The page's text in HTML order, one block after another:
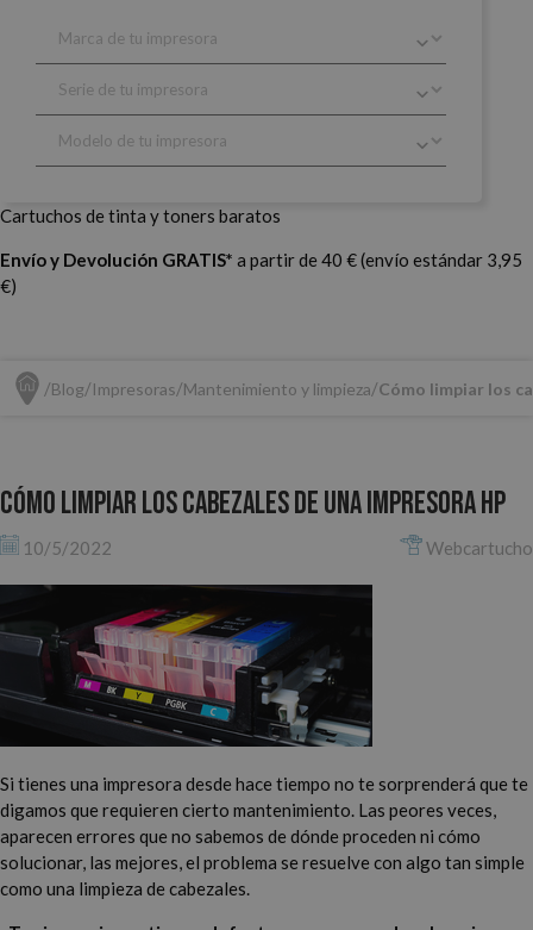
Cartuchos de tinta y toners baratos
Envío y Devolución GRATIS* a partir de 40 € (envío estándar 3,95
€)
Blog Impresoras Mantenimiento y limpieza Cómo limpiar los
Cómo limpiar los cabezales de una impresora HP
10/5/2022 Webcartucho
Si tienes una impresora desde hace tiempo no te sorprenderá que te
digamos que requieren cierto mantenimiento. Las peores veces,
aparecen errores que no sabemos de dónde proceden ni cómo
solucionar, las mejores, el problema se resuelve con algo tan simple
como una limpieza de cabezales.